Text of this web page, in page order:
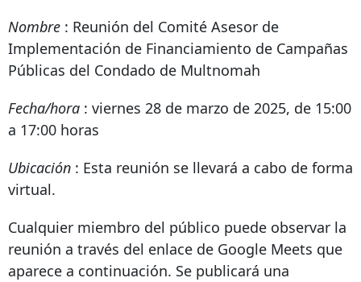
Nombre : Reunión del Comité Asesor de
Implementación de Financiamiento de Campañas
Públicas del Condado de Multnomah
Fecha/hora : viernes 28 de marzo de 2025, de 15:00
a 17:00 horas
Ubicación : Esta reunión se llevará a cabo de forma
virtual.
Cualquier miembro del público puede observar la
reunión a través del enlace de Google Meets que
aparece a continuación. Se publicará una